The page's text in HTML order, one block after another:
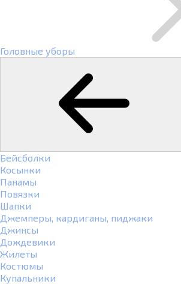
Головные уборы
Бейсболки
Косынки
Панамы
Повязки
Шапки
Джемперы, кардиганы, пиджаки
Джинсы
Дождевики
Жилеты
Костюмы
Купальники